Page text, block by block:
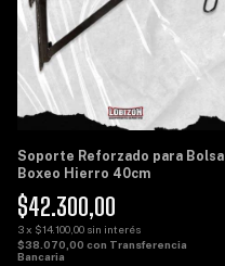
Soporte Reforzado para Bolsa
Boxeo Hierro 40cm
$42.300,00
3x $14.100,00 sin interés
$38.070,00 con Transferencia
Bancaria